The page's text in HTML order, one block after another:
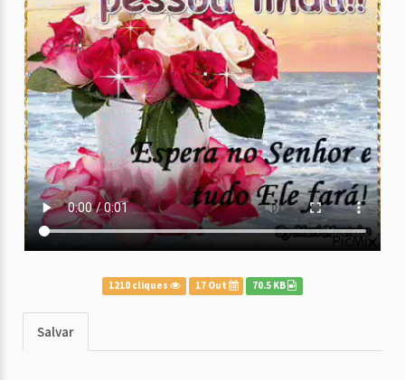
1210 cliques 17 Out 70.5 KB
Salvar